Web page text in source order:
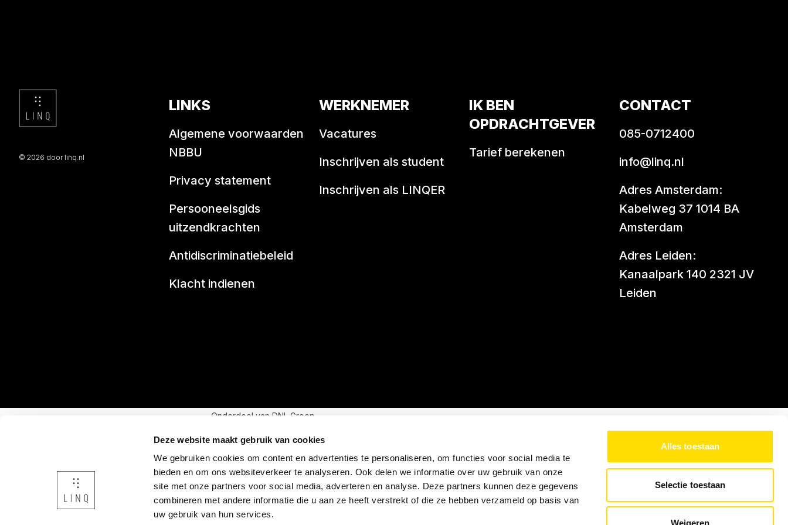
Deze website maakt gebruik van cookies
We gebruiken cookies om content en advertenties te personaliseren, om functies voor social media te
bieden en om ons websiteverkeer te analyseren. Ook delen we informatie over uw gebruik van onze
site met onze partners voor social media, adverteren en analyse. Deze partners kunnen deze gegevens
combineren met andere informatie die u aan ze heeft verstrekt of die ze hebben verzameld op basis van
uw gebruik van hun services.
Alles toestaan
Selectie toestaan
Weigeren
© 2026 door linq.nl
LINKS
Algemene voorwaarden
NBBU
Privacy statement
Persooneelsgids
uitzendkrachten
Antidiscriminatiebeleid
Klacht indienen
WERKNEMER
Vacatures
Inschrijven als student
Inschrijven als LINQER
IK BEN
OPDRACHTGEVER
Tarief berekenen
CONTACT
085-0712400
info@linq.nl
Adres Amsterdam:
Kabelweg 37 1014 BA
Amsterdam
Adres Leiden:
Kanaalpark 140 2321 JV
Leiden
Onderdeel van DNL Groep